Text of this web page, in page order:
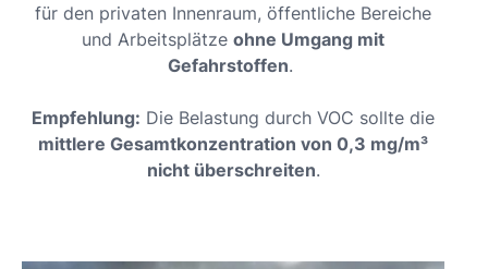
für den privaten Innenraum, öffentliche Bereiche
und Arbeitsplätze ohne Umgang mit
Gefahrstoffen.
Empfehlung: Die Belastung durch VOC sollte die
mittlere Gesamtkonzentration von 0,3 mg/m³
nicht überschreiten.